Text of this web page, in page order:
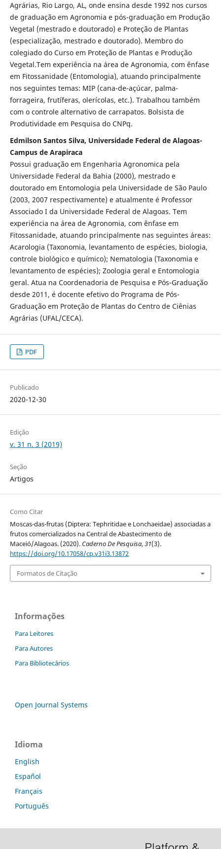
Agrárias, Rio Largo, AL, onde ensina desde 1992 nos cursos
de graduação em Agronomia e pós-graduação em Produção
Vegetal (mestrado e doutorado) e Proteção de Plantas
(especialização, mestrado e doutorado). Membro do
colegiado do Curso em Proteção de Plantas e Produção
Vegetal.Tem experiência na área de Agronomia, com ênfase
em Fitossanidade (Entomologia), atuando principalmente
nos seguintes temas: MIP (cana-de-açúcar, palma-
forrageira, frutíferas, olerícolas, etc.). Trabalhou também
com o controle alternativo de carrapatos. Bolsista de
Produtividade em Pesquisa do CNPq.
Edmilson Santos Silva, Universidade Federal de Alagoas-
Campus de Arapiraca
Possui graduação em Engenharia Agronomica pela
Universidade Federal da Bahia (2000), mestrado e
doutorado em Entomologia pela Universidade de São Paulo
(2003, 2007 respectivamente) e atualmente é Professor
Associado I da Universidade Federal de Alagoas. Tem
experiência na área de Agronomia, com ênfase em
Fitossanidade, atuando principalmente nas seguintes áreas:
Acarologia (Taxonomia, levantamento de espécies, biologia,
controle biológico e químico); Nematologia (Taxonomia e
levantamento de espécies); Zoologia geral e Entomologia
geral. Atua na Coordenadoria de Pesquisa e Pós-Graduação
desde 2011, é docente efetivo do Programa de Pós-
Graduação em Proteção de Plantas do Centro de Ciênias
Agrárias (UFAL/CECA).
PDF
Publicado
2020-12-30
Edição
v. 31 n. 3 (2019)
Seção
Artigos
Como Citar
Moscas-das-frutas (Diptera: Tephritidae e Lonchaeidae) associadas a
frutos comercializados na Central de Abastecimento de
Maceió/Alagoas. (2020). Caderno De Pesquisa,31(3).
https://doi.org/10.17058/cp.v31i3.13872
Formatos de Citação
Informações
Para Leitores
Para Autores
Para Bibliotecários
Open Journal Systems
Idioma
English
Español
Français
Português